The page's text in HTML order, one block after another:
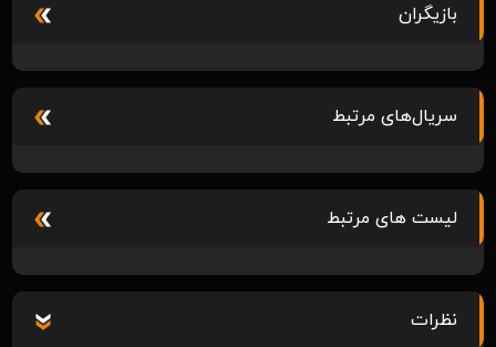
بازیگران
سریال‌های مرتبط
لیست های مرتبط
نظرات